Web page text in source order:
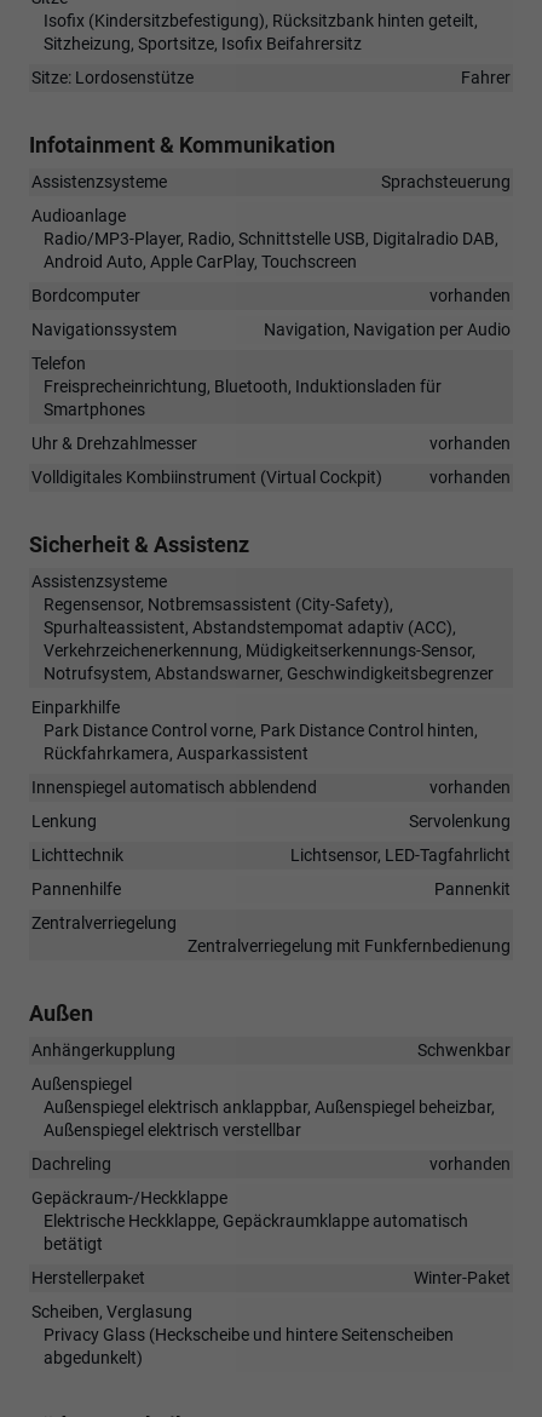
Isofix (Kindersitzbefestigung), Rücksitzbank hinten geteilt,
Sitzheizung, Sportsitze, Isofix Beifahrersitz
Sitze: Lordosenstütze
Fahrer
Infotainment & Kommunikation
Assistenzsysteme
Sprachsteuerung
Audioanlage
Radio/MP3-Player, Radio, Schnittstelle USB, Digitalradio DAB,
Android Auto, Apple CarPlay, Touchscreen
Bordcomputer
vorhanden
Navigationssystem
Navigation, Navigation per Audio
Telefon
Freisprecheinrichtung, Bluetooth, Induktionsladen für
Smartphones
Uhr & Drehzahlmesser
vorhanden
Volldigitales Kombiinstrument (Virtual Cockpit)
vorhanden
Sicherheit & Assistenz
Assistenzsysteme
Regensensor, Notbremsassistent (City-Safety),
Spurhalteassistent, Abstandstempomat adaptiv (ACC),
Verkehrzeichenerkennung, Müdigkeitserkennungs-Sensor,
Notrufsystem, Abstandswarner, Geschwindigkeitsbegrenzer
Einparkhilfe
Park Distance Control vorne, Park Distance Control hinten,
Rückfahrkamera, Ausparkassistent
Innenspiegel automatisch abblendend
vorhanden
Lenkung
Servolenkung
Lichttechnik
Lichtsensor, LED-Tagfahrlicht
Pannenhilfe
Pannenkit
Zentralverriegelung
Zentralverriegelung mit Funkfernbedienung
Außen
Anhängerkupplung
Schwenkbar
Außenspiegel
Außenspiegel elektrisch anklappbar, Außenspiegel beheizbar,
Außenspiegel elektrisch verstellbar
Dachreling
vorhanden
Gepäckraum-/Heckklappe
Elektrische Heckklappe, Gepäckraumklappe automatisch
betätigt
Herstellerpaket
Winter-Paket
Scheiben, Verglasung
Privacy Glass (Heckscheibe und hintere Seitenscheiben
abgedunkelt)